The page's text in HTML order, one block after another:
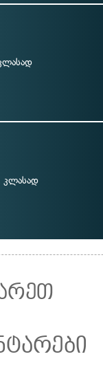
კლასად